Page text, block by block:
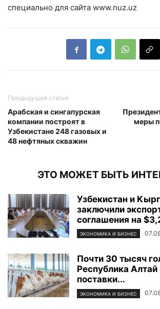
специально для сайта www.nuz.uz
Предыдущая статья
Арабская и сингапурская
компании построят в
Узбекистане 248 газовых и
48 нефтяных скважин
меры
ЭТО МОЖЕТ БЫТЬ
Узбекистан и
заключили
соглашения на
ЭКОНОМИКА И БИЗНЕС
Почти 30 тысяч
Республика
поставки...
ЭКОНОМИКА И БИЗНЕС